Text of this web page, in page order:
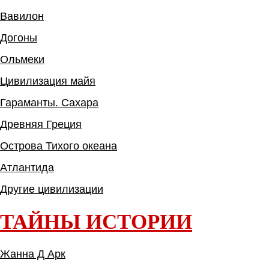
Вавилон
Догоны
Ольмеки
Цивилизация майя
Гараманты. Сахара
Древняя Греция
Острова Тихого океана
Атлантида
Другие цивилизации
ТАЙНЫ ИСТОРИИ
Жанна Д Арк